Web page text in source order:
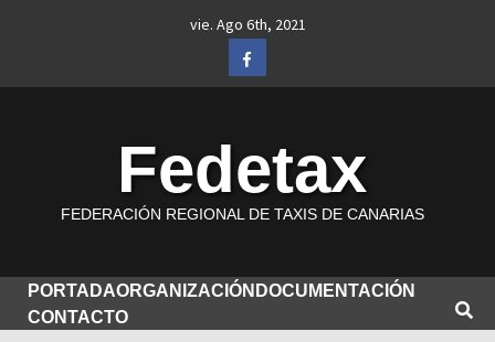
vie. Ago 6th, 2021
Facebook
Fedetax
FEDERACIÓN REGIONAL DE TAXIS DE CANARIAS
PORTADAORGANIZACIÓN DOCUMENTACIÓN
CONTACTO